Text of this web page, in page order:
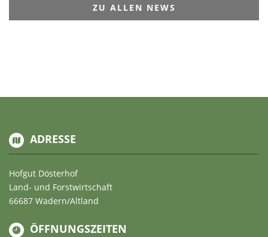
ZU ALLEN NEWS
ADRESSE
Hofgut Dösterhof
Land- und Forstwirtschaft
66687 Wadern/Altland
ÖFFNUNGSZEITEN